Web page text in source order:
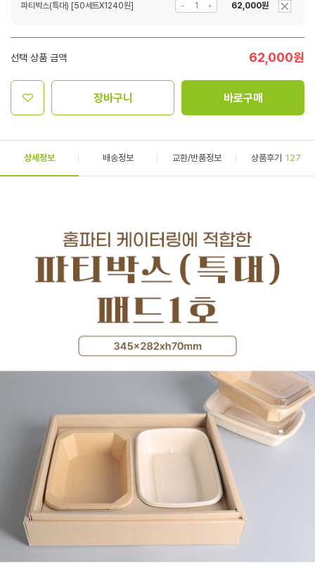
파티박스(특대) [50세트X1240원] 62,000원
선택 상품 금액 62,000원
장바구니 바로구매
상세정보 배송정보 교환/반품정보 상품후기 127